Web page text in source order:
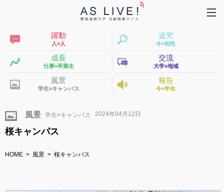
躍動
人×人
追究
今×知性
成長
仕事×卒業生
交流
大学×地域
風景
学生×キャンパス
報告
今×学生
風景 2024年04月12日
桜キャンパス
HOME 風景 桜キャンパス